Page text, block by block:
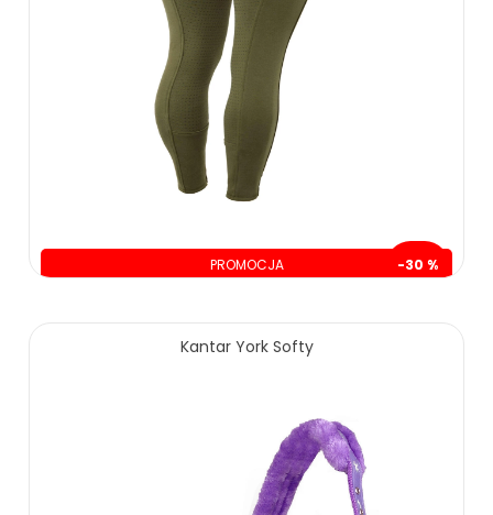
PROMOCJA -30 %
Kantar York Softy